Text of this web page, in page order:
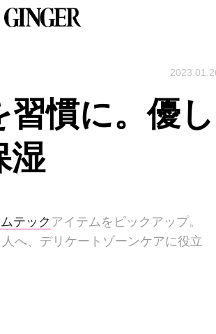
慣に。優し
湿
テック アイテムをピックアップ。
へ、デリケートゾーンケアに役立